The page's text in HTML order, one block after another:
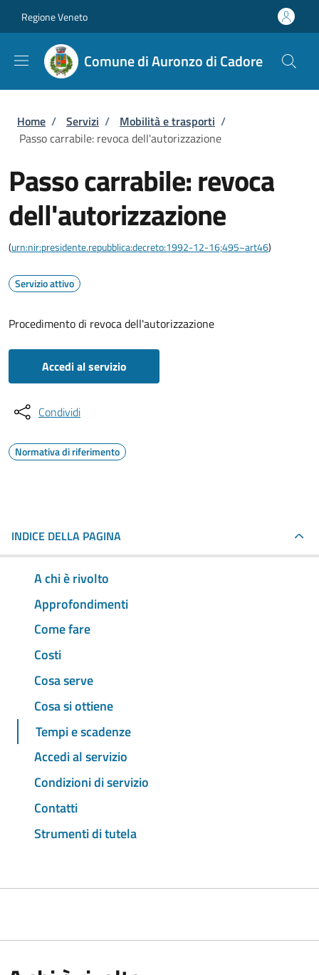
Regione Veneto
Comune di Auronzo di Cadore
Briciole di pane
Home / Servizi / Mobilità e trasporti /
Passo carrabile: revoca dell'autorizzazione
Passo carrabile: revoca
dell'autorizzazione
(urn:nir:presidente.repubblica:decreto:1992-12-16;495~art46)
Servizio attivo
Procedimento di revoca dell'autorizzazione
Accedi al servizio
Condividi
Normativa di riferimento
INDICE DELLA PAGINA
A chi è rivolto
Approfondimenti
Come fare
Costi
Cosa serve
Cosa si ottiene
Tempi e scadenze
Accedi al servizio
Condizioni di servizio
Contatti
Strumenti di tutela